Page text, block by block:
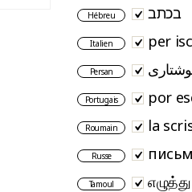
Hébreu בכתב
Italien per
Persan
Portugais por
Roumain la
Russe
Tamoul